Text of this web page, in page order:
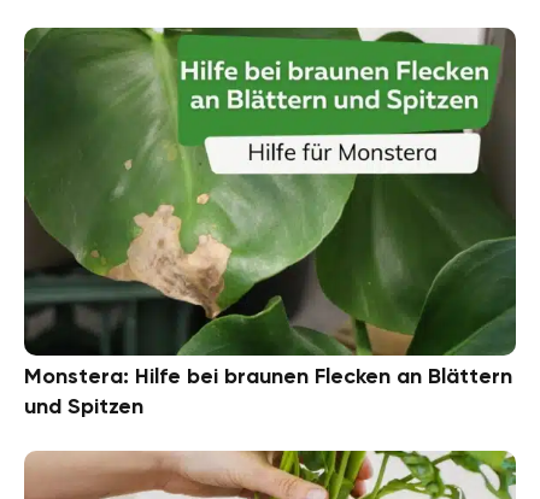
Monstera: Hilfe bei braunen Flecken an Blättern
und Spitzen